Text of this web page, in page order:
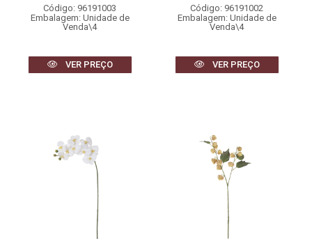
Código: 96191003
Embalagem: Unidade de
Venda\4
VER PREÇO
Código: 96191002
Embalagem: Unidade de
Venda\4
VER PREÇO